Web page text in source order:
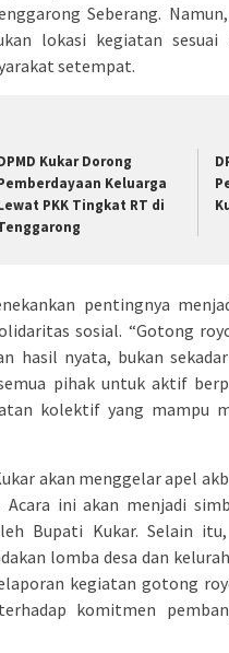
Seberang.
lokasi kegiatan sesuai
setempat.
Kukar Dorong
Keluarga
PKK Tingkat RT di
pentingnya
sosial. “Gotong
hasil nyata, bukan
pihak untuk aktif
kolektif yang mampu
akan menggelar apel
ini akan menjadi
Bupati Kukar. Selain
lomba desa dan
kegiatan gotong
komitmen